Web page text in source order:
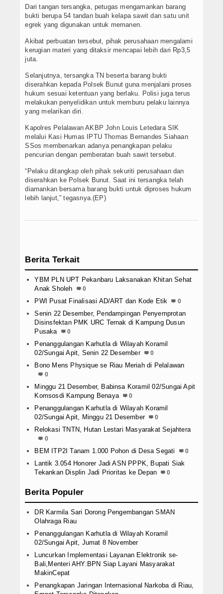
Dari tangan tersangka, petugas mengamankan barang
bukti berupa 54 tandan buah kelapa sawit dan satu unit
egrek yang digunakan untuk memanen.
Akibat perbuatan tersebut, pihak perusahaan mengalami
kerugian materi yang ditaksir mencapai lebih dari Rp3,5
juta.
Selanjutnya, tersangka TN beserta barang bukti
diserahkan kepada Polsek Bunut guna menjalani proses
hukum sesuai ketentuan yang berlaku. Polisi juga terus
melakukan penyelidikan untuk memburu pelaku lainnya
yang melarikan diri.
Kapolres Pelalawan AKBP John Louis Letedara SIK
melalui Kasi Humas IPTU Thomas Bernandes Siahaan
SSos membenarkan adanya penangkapan pelaku
pencurian dengan pemberatan buah sawit tersebut.
“Pelaku ditangkap oleh pihak sekuriti perusahaan dan
diserahkan ke Polsek Bunut. Saat ini tersangka telah
diamankan bersama barang bukti untuk diproses hukum
lebih lanjut,” tegasnya.(EP)
Berita Terkait
YBM PLN UPT Pekanbaru Laksanakan Khitan Sehat
Anak Sholeh
0
PWI Pusat Finalisasi AD/ART dan Kode Etik 0
Senin 22 Desember, Pendampingan Penyemprotan
Disinsfektan PMK URC Ternak di Kampung Dusun
Pusaka
0
Penanggulangan Karhutla di Wilayah Koramil
02/Sungai Apit, Senin 22 Desember
0
Bono Mens Physique se Riau Meriah di Pelalawan
0
Minggu 21 Desember, Babinsa Koramil 02/Sungai Apit
Komsosdi Kampung Benaya
0
Penanggulangan Karhutla di Wilayah Koramil
02/Sungai Apit, Minggu 21 Desember
0
Relokasi TNTN, Hutan Lestari Masyarakat Sejahtera
0
BEM ITP2I Tanam 1.000 Pohon di Desa Segati 0
Lantik 3.054 Honorer Jadi ASN PPPK, Bupati Siak
Tekankan Displin Jadi Prioritas ke Depan
0
Berita Populer
DR Karmila Sari Dorong Pengembangan SMAN
Olahraga Riau
Penanggulangan Karhutla di Wilayah Koramil
02/Sungai Apit, Jumat 8 November
Luncurkan Implementasi Layanan Elektronik se-
Bali,Menteri AHY:BPN Siap Layani Masyarakat
MakinCepat
Penangkapan Jaringan Internasional Narkoba di Riau,